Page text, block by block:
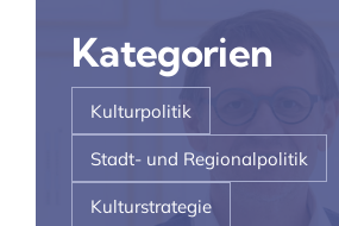
Kategorien
Kulturpolitik
Stadt- und Regionalpolitik
Kulturstrategie